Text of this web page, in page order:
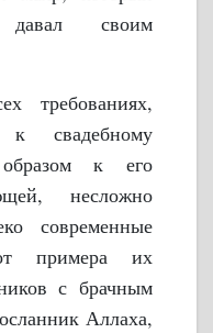
своим
требованиях,
к свадебному
к его
несложно
современные
примера их
с брачным
Аллаха,